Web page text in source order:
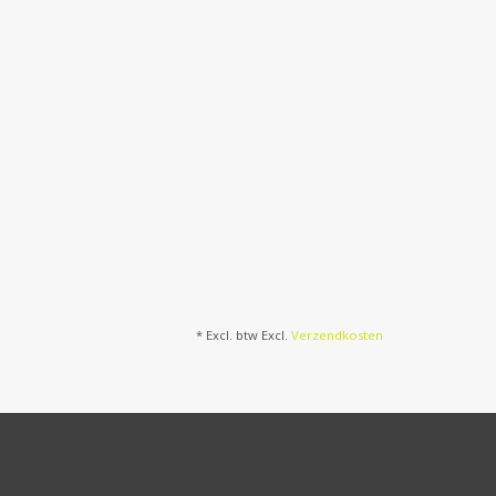
* Excl. btw Excl. Verzendkosten